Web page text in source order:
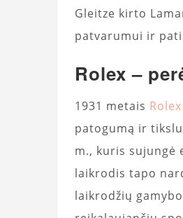
Gleitze kirto
patvarumui ir
Rolex –
1931 metais Rolex
patogumą ir
m., kuris sujungė
laikrodis tapo
laikrodžių